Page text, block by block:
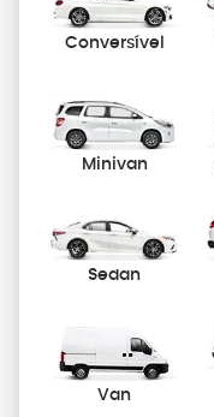
Conversível
Minivan
Sedan
Van